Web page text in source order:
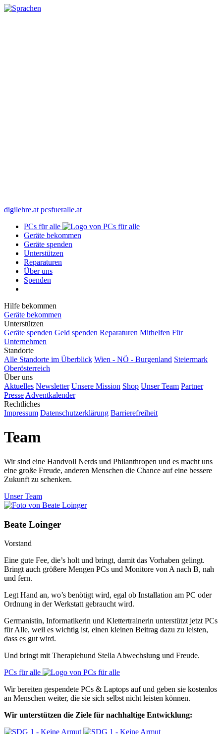
digilehre.at pcsfueralle.at
PCs für alle
Geräte bekommen
Geräte spenden
Unterstützen
Reparaturen
Über uns
Spenden
Hilfe bekommen
Geräte bekommen
Unterstützen
Geräte spenden Geld spenden Reparaturen Mithelfen Für
Unternehmen
Standorte
Alle Standorte im Überblick Wien - NÖ - Burgenland Steiermark
Oberösterreich
Über uns
Aktuelles Newsletter Unsere Mission Shop Unser Team Partner
Presse Adventkalender
Rechtliches
Impressum Datenschutzerklärung Barrierefreiheit
Team
Wir sind eine Handvoll Nerds und Philanthropen und es macht uns
eine große Freude, anderen Menschen die Chance auf eine bessere
Zukunft zu schenken.
Unser Team
Beate Loinger
Vorstand
Eine gute Fee, die’s holt und bringt, damit das Vorhaben gelingt.
Bringt auch größere Mengen PCs und Monitore von A nach B, nah
und fern.
Legt Hand an, wo’s benötigt wird, egal ob Installation am PC oder
Ordnung in der Werkstatt gebraucht wird.
Germanistin, Informatikerin und Klettertrainerin unterstützt jetzt PCs
für Alle, weil es wichtig ist, einen kleinen Beitrag dazu zu leisten,
dass es gut wird.
Und bringt mit Therapiehund Stella Abwechslung und Freude.
PCs für alle
Wir bereiten gespendete PCs & Laptops auf und geben sie kostenlos
an Menschen weiter, die sie sich selbst nicht leisten können.
Wir unterstützen die Ziele für nachhaltige Entwicklung: